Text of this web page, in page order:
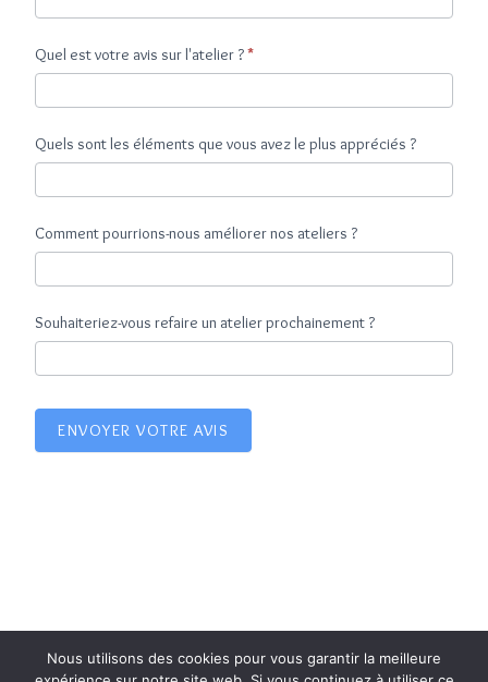
Quel est votre avis sur l'atelier ?*
Quels sont les éléments que vous avez le plus appréciés ?
Comment pourrions-nous améliorer nos ateliers ?
Souhaiteriez-vous refaire un atelier prochainement ?
ENVOYER VOTRE AVIS
Nous utilisons des cookies pour vous garantir la meilleure